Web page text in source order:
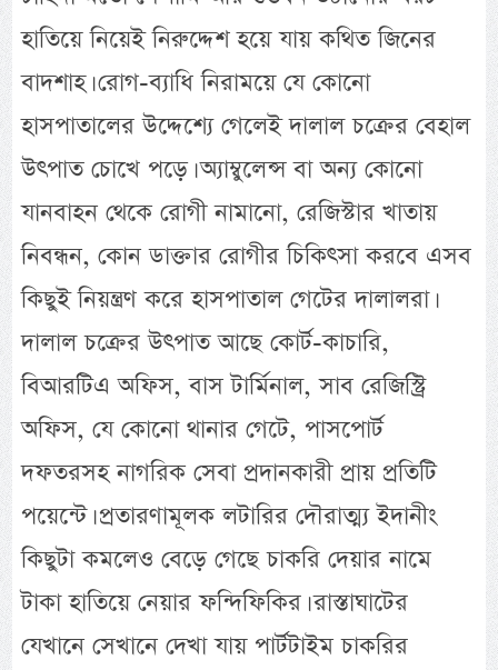
হাতিয়ে নিয়েই নিরুদ্দেশ হয়ে যায় কথিত জিনের
বাদশাহ। রোগ-ব্যাধি নিরাময়ে যে কোনো
হাসপাতালের উদ্দেশ্যে গেলেই দালাল চক্রের বেহাল
উৎপাত চোখে পড়ে। অ্যাম্বুলেন্স বা অন্য কোনো
যানবাহন থেকে রোগী নামানো, রেজিস্টার খাতায়
নিবন্ধন, কোন ডাক্তার রোগীর চিকিৎসা করবে এসব
কিছুই নিয়ন্ত্রণ করে হাসপাতাল গেটের দালালরা।
দালাল চক্রের উৎপাত আছে কোর্ট-কাচারি,
বিআরটিএ অফিস, বাস টার্মিনাল, সাব রেজিস্ট্রি
অফিস, যে কোনো থানার গেটে, পাসপোর্ট
দফতরসহ নাগরিক সেবা প্রদানকারী প্রায় প্রতিটি
পয়েন্টে। প্রতারণামূলক লটারির দৌরাত্ম্য ইদানীং
কিছুটা কমলেও বেড়ে গেছে চাকরি দেয়ার নামে
টাকা হাতিয়ে নেয়ার ফন্দিফিকির। রাস্তাঘাটের
যেখানে সেখানে দেখা যায় পার্টটাইম চাকরির